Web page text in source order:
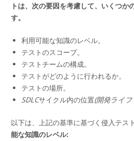
トは、次の要因を考慮して、いくつか
す。
利用可能な知識のレベル。
テストのスコープ。
テストチームの構成。
テストがどのように行われるか。
テストの場所。
SDLCサイクル内の位置(開発ライ
以下は、上記の基準に基づく侵入テス
能な知識のレベル: